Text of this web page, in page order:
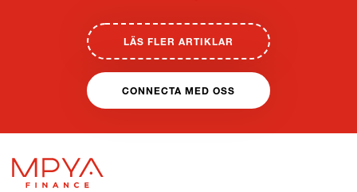
LÄS FLER ARTIKLAR
CONNECTA MED OSS